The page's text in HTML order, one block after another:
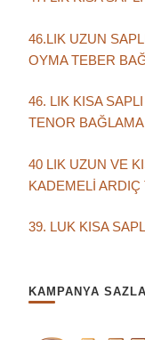
46.LIK UZUN
OYMA TEBER
46. LIK KISA
TENOR BAĞLAMA
40 LIK UZUN VE
KADEMELİ
39. LUK KISA
KAMPANYA